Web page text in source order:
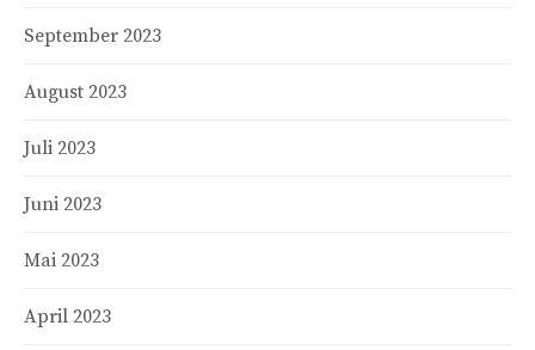
September 2023
August 2023
Juli 2023
Juni 2023
Mai 2023
April 2023